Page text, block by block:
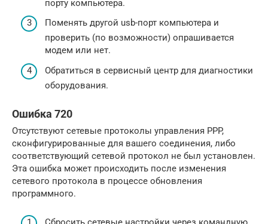
порту компьютера.
Поменять другой usb-порт компьютера и
проверить (по возможности) опрашивается
модем или нет.
Обратиться в сервисный центр для диагностики
оборудования.
Ошибка 720
Отсутствуют сетевые протоколы управления PPP,
сконфигурированные для вашего соединения, либо
соответствующий сетевой протокол не был установлен.
Эта ошибка может происходить после изменения
сетевого протокола в процессе обновления
программного.